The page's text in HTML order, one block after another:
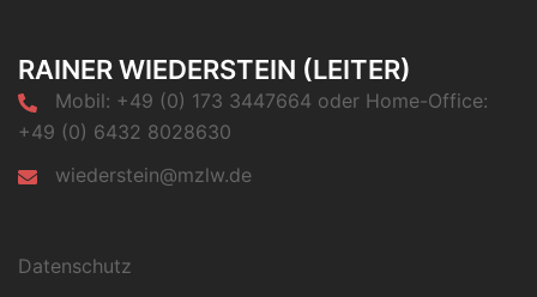
RAINER WIEDERSTEIN (LEITER)
Mobil: +49 (0) 173 3447664 oder Home-Office:
+49 (0) 6432 8028630
wiederstein@mzlw.de
Datenschutz